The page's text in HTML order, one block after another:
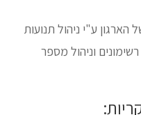
ע"י ניהול תנועות
וניהול מספר